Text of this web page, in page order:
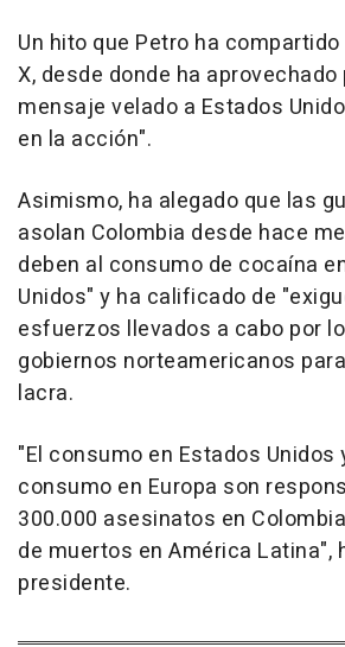
Un hito que Petro ha
X, desde donde ha
mensaje velado a Estados
en la acción".
Asimismo, ha alegado que las
asolan Colombia desde hace
deben al consumo de cocaína
Unidos" y ha calificado de
esfuerzos llevados a cabo por
gobiernos norteamericanos
lacra.
"El consumo en Estados
consumo en Europa son
300.000 asesinatos en
de muertos en América Latina",
presidente.